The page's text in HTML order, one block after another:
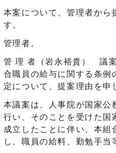
本案について、管理者から
す。
管理者。
管 理 者（岩永裕貴） 議
合職員の給与に関する条例
定について、提案理由を申
本議案は、人事院が国家公
行い、そのことを受けた
成立したことに伴い、本
し、職員の給料、勤勉手当